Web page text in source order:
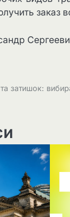
заказ
та затишок: